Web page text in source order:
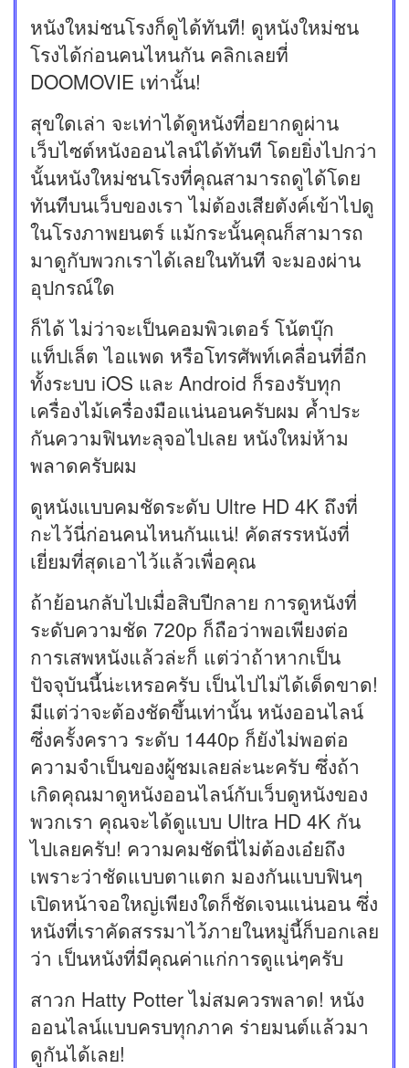
หนังใหม่ชนโรงก็ดูได้ทันที! ดูหนังใหม่ชน
โรงได้ก่อนคนไหนกัน คลิกเลยที่
DOOMOVIE เท่านั้น!
สุขใดเล่า จะเท่าได้ดูหนังที่อยากดูผ่าน
เว็บไซต์หนังออนไลน์ได้ทันที โดยยิ่งไปกว่า
นั้นหนังใหม่ชนโรงที่คุณสามารถดูได้โดย
ทันทีบนเว็บของเรา ไม่ต้องเสียตังค์เข้าไปดู
ในโรงภาพยนตร์ แม้กระนั้นคุณก็สามารถ
มาดูกับพวกเราได้เลยในทันที จะมองผ่าน
อุปกรณ์ใด
ก็ได้ ไม่ว่าจะเป็นคอมพิวเตอร์ โน้ตบุ๊ก
แท็ปเล็ต ไอแพด หรือโทรศัพท์เคลื่อนที่อีก
ทั้งระบบ iOS และ Android ก็รองรับทุก
เครื่องไม้เครื่องมือแน่นอนครับผม ค้ำประ
กันความฟินทะลุจอไปเลย หนังใหม่ห้าม
พลาดครับผม
ดูหนังแบบคมชัดระดับ Ultre HD 4K ถึงที่
กะไว้นี่ก่อนคนไหนกันแน่! คัดสรรหนังที่
เยี่ยมที่สุดเอาไว้แล้วเพื่อคุณ
ถ้าย้อนกลับไปเมื่อสิบปีกลาย การดูหนังที่
ระดับความชัด 720p ก็ถือว่าพอเพียงต่อ
การเสพหนังแล้วล่ะก็ แต่ว่าถ้าหากเป็น
ปัจจุบันนี้น่ะเหรอครับ เป็นไปไม่ได้เด็ดขาด!
มีแต่ว่าจะต้องชัดขึ้นเท่านั้น หนังออนไลน์
ซึ่งครั้งคราว ระดับ 1440p ก็ยังไม่พอต่อ
ความจำเป็นของผู้ชมเลยล่ะนะครับ ซึ่งถ้า
เกิดคุณมาดูหนังออนไลน์กับเว็บดูหนังของ
พวกเรา คุณจะได้ดูแบบ Ultra HD 4K กัน
ไปเลยครับ! ความคมชัดนี่ไม่ต้องเอ๋ยถึง
เพราะว่าชัดแบบตาแตก มองกันแบบฟินๆ
เปิดหน้าจอใหญ่เพียงใดก็ชัดเจนแน่นอน ซึ่ง
หนังที่เราคัดสรรมาไว้ภายในหมู่นี้ก็บอกเลย
ว่า เป็นหนังที่มีคุณค่าแก่การดูแน่ๆครับ
สาวก Hatty Potter ไม่สมควรพลาด! หนัง
ออนไลน์แบบครบทุกภาค ร่ายมนต์แล้วมา
ดูกันได้เลย!